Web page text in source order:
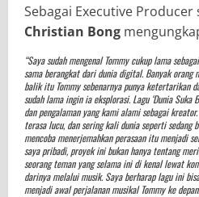
Sebagai Executive
Christian Bong
“Saya sudah mengenal Tommy cukup lama
sama berangkat dari dunia digital. Banyak orang
balik itu Tommy sebenarnya punya ketertarikan
sudah lama ingin ia eksplorasi. Lagu ‘Dunia Suka
dan pengalaman yang kami alami sebagai
terasa lucu, dan sering kali dunia seperti sedang
mencoba menerjemahkan perasaan itu menjadi
saya pribadi, proyek ini bukan hanya tentang
seorang teman yang selama ini di kenal lewat
darinya melalui musik. Saya berharap lagu ini
menjadi awal perjalanan musikal Tommy ke